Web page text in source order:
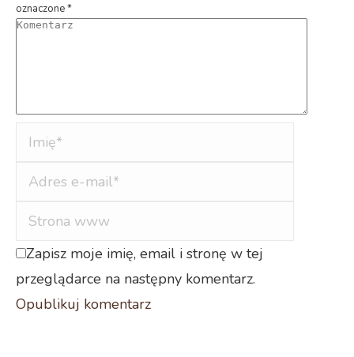
oznaczone*
Komentarz
Imię *
Zapisz moje imię, email i stronę w tej
przeglądarce na następny komentarz.
Opublikuj komentarz